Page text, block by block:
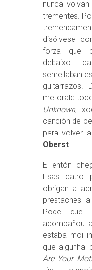
nunca
trementes.
disólvese
forza que
debaixo
semellaban
guitarrazos.
melloralo
Unknown,
canción de
para volver
Oberst.
E entón
Esas catro
obrigan a
prestaches
Pode que
acompañou
estaba moi
que algunha
Are Your